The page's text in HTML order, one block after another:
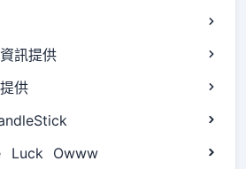
訊提供
供
Luck
Owww